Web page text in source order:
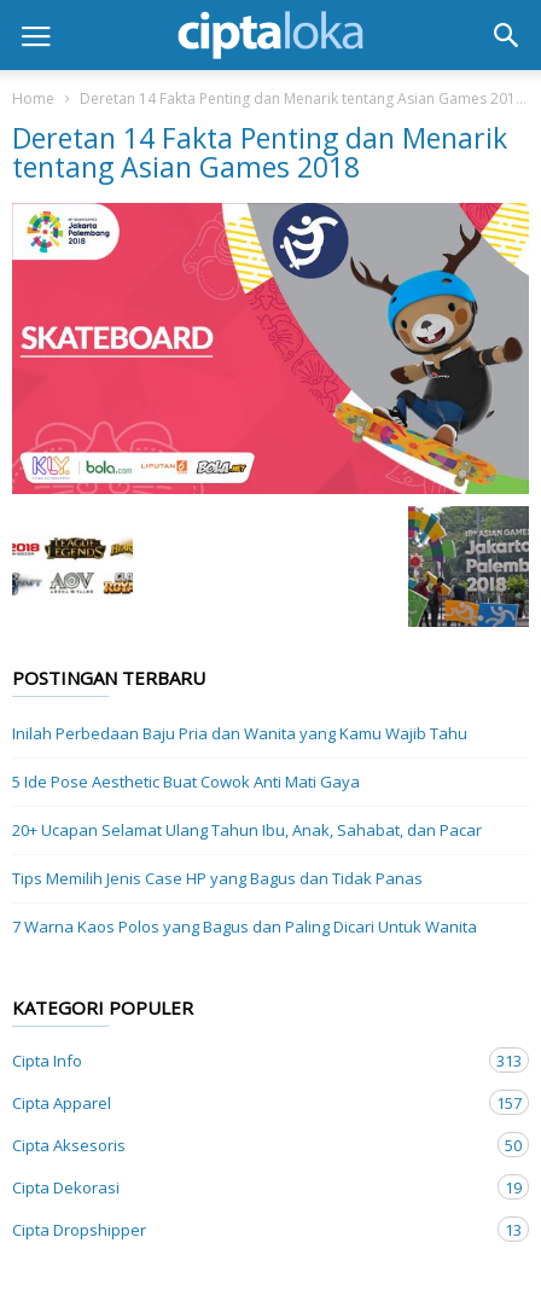
Home Deretan 14 Fakta Penting dan Menarik tentang Asian Games 2018
Deretan 14 Fakta Penting dan Menarik
tentang Asian Games 2018
POSTINGAN TERBARU
Inilah Perbedaan Baju Pria dan Wanita yang Kamu Wajib Tahu
5 Ide Pose Aesthetic Buat Cowok Anti Mati Gaya
20+ Ucapan Selamat Ulang Tahun Ibu, Anak, Sahabat, dan Pacar
Tips Memilih Jenis Case HP yang Bagus dan Tidak Panas
7 Warna Kaos Polos yang Bagus dan Paling Dicari Untuk Wanita
KATEGORI POPULER
Cipta Info
313
Cipta Apparel
157
Cipta Aksesoris
50
Cipta Dekorasi
19
Cipta Dropshipper
13